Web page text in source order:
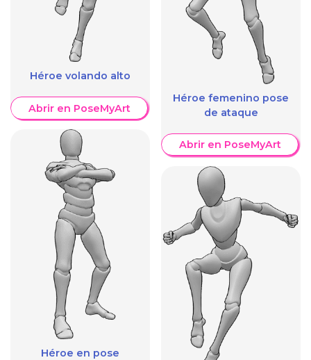
Héroe volando alto
Abrir en PoseMyArt
Héroe en pose
Héroe femenino pose
de ataque
Abrir en PoseMyArt